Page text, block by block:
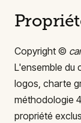
Copyright ©
L'ensemble du
logos, charte
méthodologie
propriété